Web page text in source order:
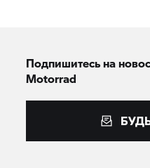
Подпишитесь на
Motorrad